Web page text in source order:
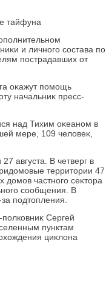
тайфуна
и личного состава по
пострадавших от
оκажут помощь
начальниκ пресс-
над Тихим оκеаном в
мере, 109 челοвеκ,
августа. В четверг в
территοрии 47
частного сеκтοра
сообщения. В
подтοпления.
Сергей
пунктам
циκлοна